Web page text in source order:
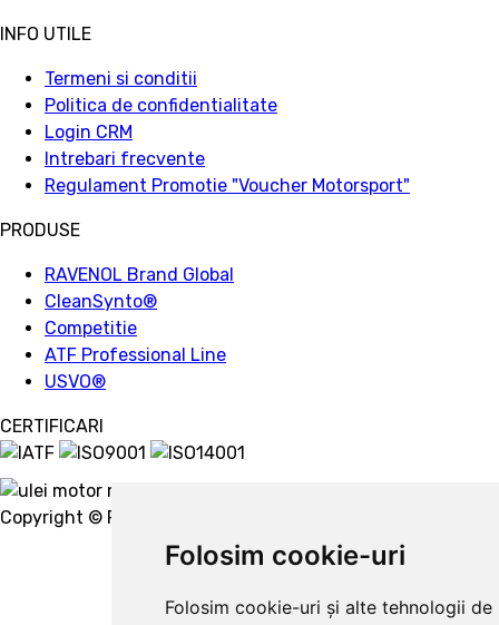
Folosim cookie-uri
Folosim cookie-uri și alte tehnologii de
INFO UTILE
Termeni si conditii
Politica de confidentialitate
Login CRM
Intrebari frecvente
Regulament Promotie "Voucher Motorsport"
PRODUSE
RAVENOL Brand Global
CleanSynto®
Competitie
ATF Professional Line
USVO®
CERTIFICARI
Copyright © Ravenol 2022.